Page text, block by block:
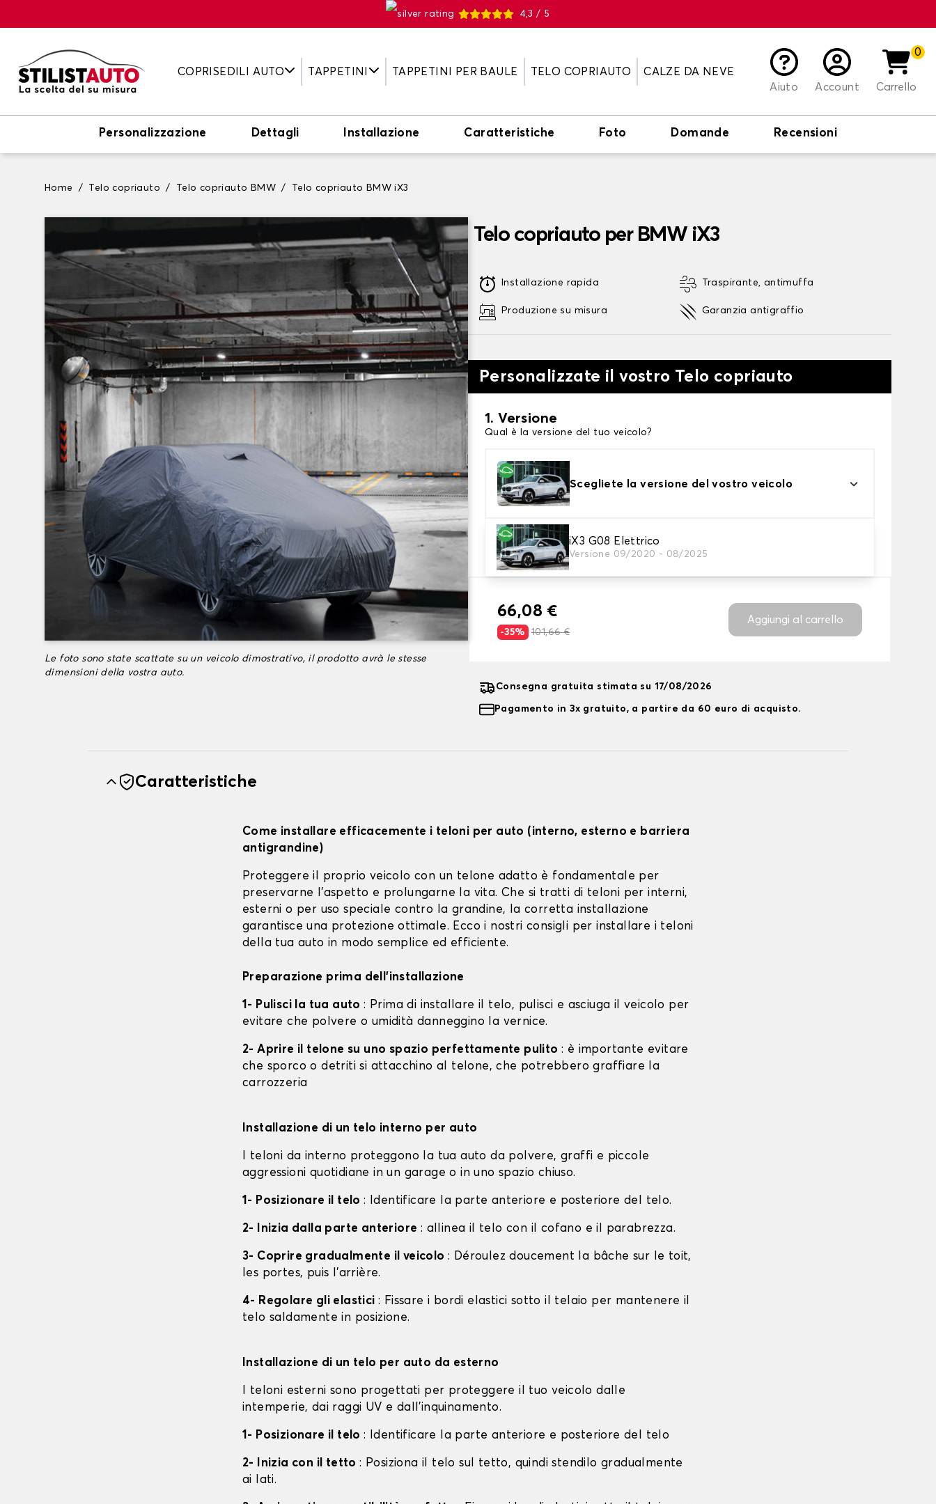
4,3 / 5
COPRISEDILI AUTO TAPPETINI TAPPETINI PER BAULE TELO COPRIAUTO
CALZE DA NEVE
Aiuto
Account
0
Carrello
Personalizzazione Dettagli Installazione Caratteristiche Foto Domande Recensioni
Home Telo copriauto Telo copriauto BMW Telo copriauto BMW iX3
Le foto sono state scattate su un veicolo dimostrativo, il prodotto avrà le stesse
dimensioni della vostra auto.
Telo copriauto per BMW iX3
Installazione rapida
Produzione su misura
Traspirante, antimuffa
Garanzia antigraffio
Personalizzate il vostro Telo copriauto
1. Versione
Qual è la versione del tuo veicolo?
Scegliete la versione del vostro veicolo
iX3 G08 Elettrico
Versione 09/2020 - 08/2025
2. Livello di protezione
Scegli il telo protettivo adatto alle tue esigenze
66,08 €
-35% 101,66 €
Aggiungi al carrello
Consegna gratuita stimata su 17/08/2026
Pagamento in 3x gratuito, a partire da 60 euro di acquisto.
Caratteristiche
Come installare efficacemente i teloni per auto (interno, esterno e barriera
antigrandine)
Proteggere il proprio veicolo con un telone adatto è fondamentale per
preservarne l'aspetto e prolungarne la vita. Che si tratti di teloni per interni,
esterni o per uso speciale contro la grandine, la corretta installazione
garantisce una protezione ottimale. Ecco i nostri consigli per installare i teloni
della tua auto in modo semplice ed efficiente.
Preparazione prima dell'installazione
1- Pulisci la tua auto: Prima di installare il telo, pulisci e asciuga il veicolo per
evitare che polvere o umidità danneggino la vernice.
2- Aprire il telone su uno spazio perfettamente pulito : è importante evitare
che sporco o detriti si attacchino al telone, che potrebbero graffiare la
carrozzeria
Installazione di un telo interno per auto
I teloni da interno proteggono la tua auto da polvere, graffi e piccole
aggressioni quotidiane in un garage o in uno spazio chiuso.
1- Posizionare il telo: Identificare la parte anteriore e posteriore del telo.
2- Inizia dalla parte anteriore : allinea il telo con il cofano e il parabrezza.
3- Coprire gradualmente il veicolo : Déroulez doucement la bâche sur le toit,
les portes, puis l'arrière.
4- Regolare gli elastici : Fissare i bordi elastici sotto il telaio per mantenere il
telo saldamente in posizione.
Installazione di un telo per auto da esterno
I teloni esterni sono progettati per proteggere il tuo veicolo dalle
intemperie, dai raggi UV e dall'inquinamento.
1- Posizionare il telo: Identificare la parte anteriore e posteriore del telo
2- Inizia con il tetto: Posiziona il telo sul tetto, quindi stendilo gradualmente
ai lati.